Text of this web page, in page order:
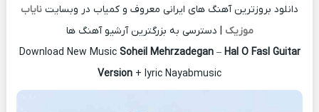
دانلود بروزترین آهنگ های ایرانی معروف و کمیاب در وبسایت نایاب
موزیک | دسترسی به بزرگترین آرشیو آهنگ ها
Download New Music Soheil Mehrzadegan– Hal O Fasl Guitar
Version + lyric Nayabmusic